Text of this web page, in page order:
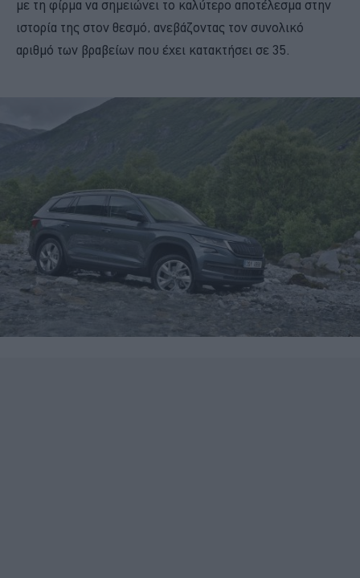
με τη φίρμα να σημειώνει το καλύτερο αποτέλεσμα στην
ιστορία της στον θεσμό, ανεβάζοντας τον συνολικό
αριθμό των βραβείων που έχει κατακτήσει σε 35.